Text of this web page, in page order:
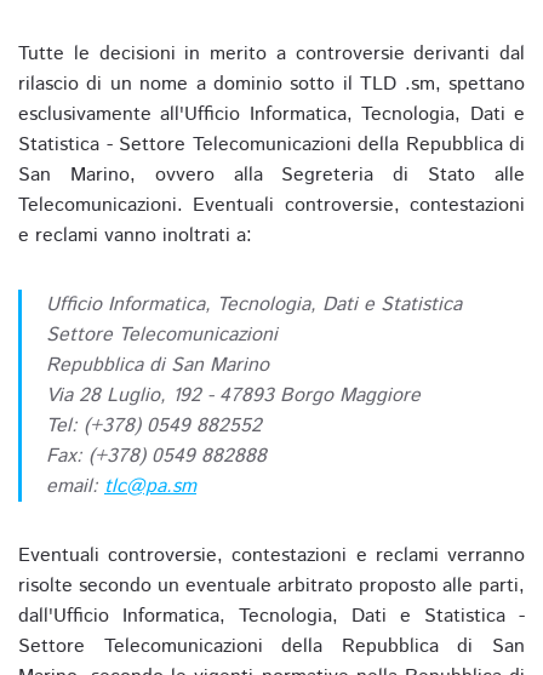
Tutte le decisioni in merito a controversie derivanti dal
rilascio di un nome a dominio sotto il TLD .sm, spettano
esclusivamente all'Ufficio Informatica, Tecnologia, Dati e
Statistica - Settore Telecomunicazioni della Repubblica di
San Marino, ovvero alla Segreteria di Stato alle
Telecomunicazioni. Eventuali controversie, contestazioni
e reclami vanno inoltrati a:
Ufficio Informatica, Tecnologia, Dati e Statistica
Settore Telecomunicazioni
Repubblica di San Marino
Via 28 Luglio, 192 - 47893 Borgo Maggiore
Tel: (+378) 0549 882552
Fax: (+378) 0549 882888
email: tlc@pa.sm
Eventuali controversie, contestazioni e reclami verranno
risolte secondo un eventuale arbitrato proposto alle parti,
dall'Ufficio Informatica, Tecnologia, Dati e Statistica -
Settore Telecomunicazioni della Repubblica di San